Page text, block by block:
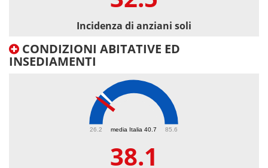
Incidenza di anziani soli
CONDIZIONI ABITATIVE ED
INSEDIAMENTI
media Italia 40.7
26.2 85.6
38.1